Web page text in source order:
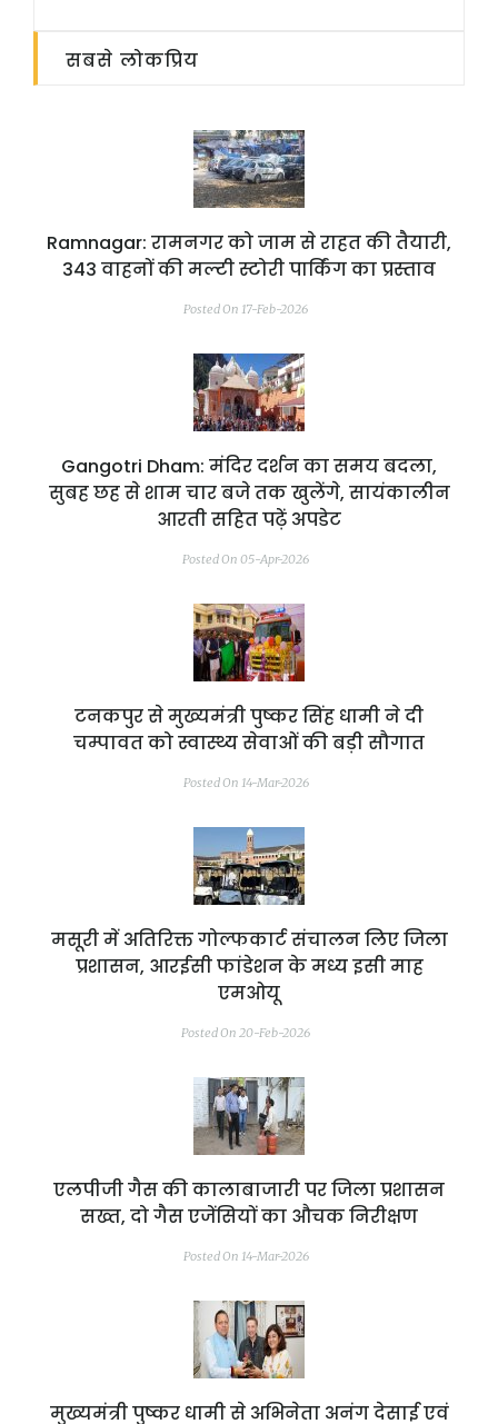
सबसे लोकप्रिय
Ramnagar: रामनगर को जाम से राहत की तैयारी,
343 वाहनों की मल्टी स्टोरी पार्किंग का प्रस्ताव
Posted On 17-Feb-2026
Gangotri Dham: मंदिर दर्शन का समय बदला,
सुबह छह से शाम चार बजे तक खुलेंगे, सायंकालीन
आरती सहित पढ़ें अपडेट
Posted On 05-Apr-2026
टनकपुर से मुख्यमंत्री पुष्कर सिंह धामी ने दी
चम्पावत को स्वास्थ्य सेवाओं की बड़ी सौगात
Posted On 14-Mar-2026
मसूरी में अतिरिक्त गोल्फकार्ट संचालन लिए जिला
प्रशासन, आरईसी फांडेशन के मध्य इसी माह
एमओयू
Posted On 20-Feb-2026
एलपीजी गैस की कालाबाजारी पर जिला प्रशासन
सख्त, दो गैस एजेंसियों का औचक निरीक्षण
Posted On 14-Mar-2026
मुख्यमंत्री पुष्कर धामी से अभिनेता अनंग देसाई एवं